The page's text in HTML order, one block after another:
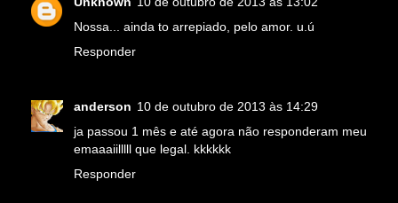
Nossa... ainda to arrepiado, pelo amor. u.ú
Responder
anderson 10 de outubro de 2013 às 14:29
ja passou 1 mês e até agora não responderam meu
emaaaiilllll que legal. kkkkkk
Responder